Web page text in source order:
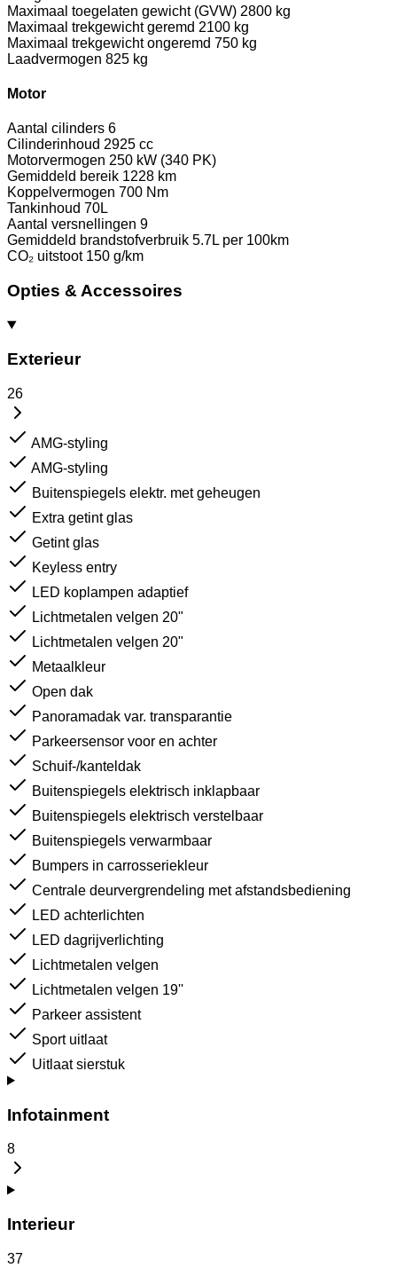
Maximaal toegelaten gewicht (GVW) 2800 kg
Maximaal trekgewicht geremd 2100 kg
Maximaal trekgewicht ongeremd 750 kg
Laadvermogen 825 kg
Motor
Aantal cilinders 6
Cilinderinhoud 2925 cc
Motorvermogen 250 kW (340 PK)
Gemiddeld bereik 1228 km
Koppelvermogen 700 Nm
Tankinhoud 70L
Aantal versnellingen 9
Gemiddeld brandstofverbruik 5.7L per 100km
CO₂ uitstoot 150 g/km
Opties & Accessoires
Exterieur
26
AMG-styling
AMG-styling
Buitenspiegels elektr. met geheugen
Extra getint glas
Getint glas
Keyless entry
LED koplampen adaptief
Lichtmetalen velgen 20"
Lichtmetalen velgen 20"
Metaalkleur
Open dak
Panoramadak var. transparantie
Parkeersensor voor en achter
Schuif-/kanteldak
Buitenspiegels elektrisch inklapbaar
Buitenspiegels elektrisch verstelbaar
Buitenspiegels verwarmbaar
Bumpers in carrosseriekleur
Centrale deurvergrendeling met afstandsbediening
LED achterlichten
LED dagrijverlichting
Lichtmetalen velgen
Lichtmetalen velgen 19''
Parkeer assistent
Sport uitlaat
Uitlaat sierstuk
Infotainment
8
Interieur
37